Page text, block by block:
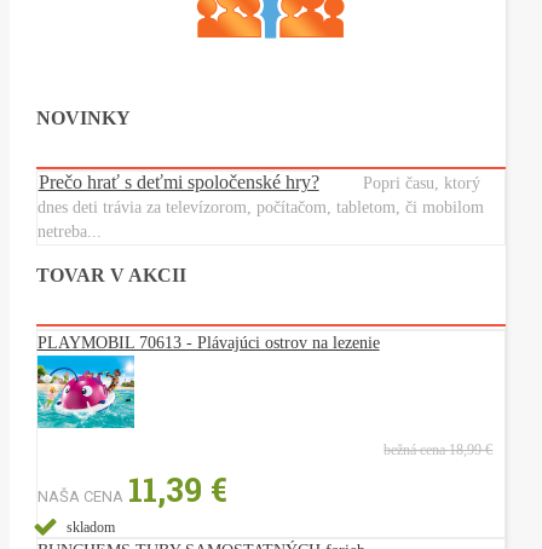
NOVINKY
Prečo hrať s deťmi spoločenské hry?Popri času, ktorý
dnes deti trávia za televízorom, počítačom, tabletom, či mobilom
netreba...
TOVAR V AKCII
PLAYMOBIL 70613 - Plávajúci ostrov na lezenie
bežná cena18,99 €
NAŠA CENA 11,39 €
skladom